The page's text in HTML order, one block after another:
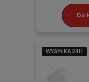
Do
WYSYŁKA 24H
WYSYŁKA 24H
WYSYŁKA 24H
WYSYŁKA 24H